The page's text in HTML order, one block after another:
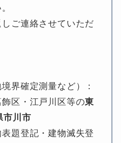
ご連絡させていただ
界確定測量など）：
区・江戸川区等の東
市川市
表題登記・建物滅失登